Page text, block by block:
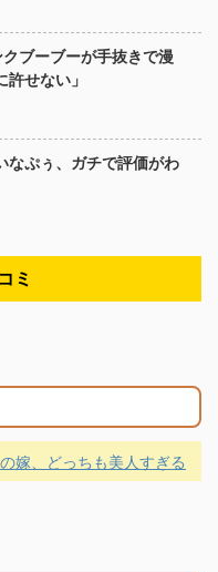
ブーブーが手抜きで漫
せない」
なぷぅ、ガチで評価がわ
ミ
嫁、どっちも美人すぎる